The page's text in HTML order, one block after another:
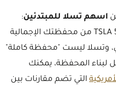
اسهم تسلا للمبتدئين:
أنصح بألا يتجاوز تخصيصك لـ TSLA 5% من محفظتك الإجمالية
وتسلا ليست "محفظة كاملة"
لبناء المحفظة، يمكنك
التي تضم مقارنات بين